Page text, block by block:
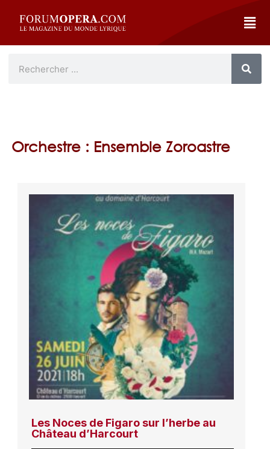
Orchestre : Ensemble Zoroastre
Les Noces de Figaro sur l’herbe au
Château d’Harcourt